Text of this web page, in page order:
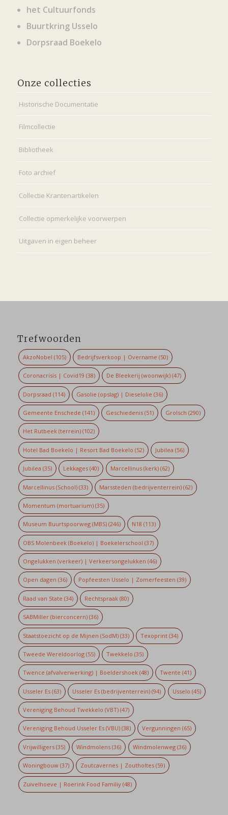
het Cultuurfonds
Buurtkring Usselo
Dorpsraad Boekelo
Onze collecties
Historische Documentatie
Filmcollectie
Bibliotheek
Foto archief
Collectie Krantenartikelen
Collectie opmerkelijke voorwerpen
Uitgaven in eigen beheer
Trefwoorden
AkzoNobel (105) Bedrijfsverkoop | Overname (50)
Coronacrisis | Covid19 (38) De Bleekerij (woonwijk) (47)
Dorpsraad (114) Gasolie (opslag) | Dieselolie (36)
Gemeente Enschede (141) Geschiedenis (51) Grolsch (290)
Het Rutbeek (terrein)(102)
Hotel Bad Boekelo | Resort Bad Boekelo (52) Jubilea (56)
Jubilea (35) Lekkages (40) Marcellinus (kerk)(62)
Marcellinus (School)(33) Marssteden (bedrijventerrein) (62)
Momentum (mortuarium)(35)
Museum Buurtspoorweg (MBS)(246) N18 (113)
OBS Molenbeek (Boekelo) | Boekelerschool (37)
Ongelukken (verkeer) | Verkeersongelukken (46)
Open dagen (36) Popfeesten Usselo | Zomerfeesten (39)
Raad van State (34) Rechtspraak (80)
SABMiller (bierconcern)(36)
Staatstoezicht op de Mijnen (SodM)(33) Texoprint (34)
Tweede Wereldoorlog(55) Twekkelo (35)
Twence (afvalverwerking) | Boeldershoek(48) Twente (41)
Usseler Es(63) Usseler Es (bedrijventerrein) (94) Usselo (45)
Vereniging Behoud Twekkelo (VBT)(47)
Vereniging Behoud Usseler Es (VBU)(38) Vergunningen (65)
Vrijwilligers(35) Windmolens (36) Windmolenweg(36)
Woningbouw(37) Zoutcavernes | Zoutholtes (59)
Zuivelhoeve | Roerink Food Familiy(48)